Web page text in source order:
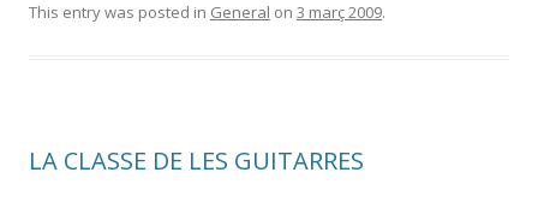
This entry was posted in General on 3 març 2009.
LA CLASSE DE LES GUITARRES